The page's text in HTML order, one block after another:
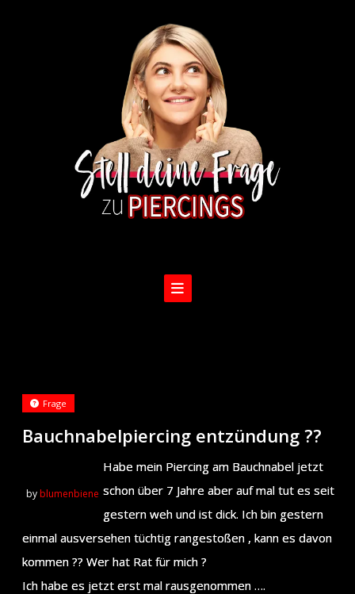
Bauchnabelpiercing entzündung ??
Frage
byblumenbiene
Habe mein Piercing am Bauchnabel jetzt
schon über 7 Jahre aber auf mal tut es seit
gestern weh und ist dick. Ich bin gestern
einmal ausversehen tüchtig rangestoßen , kann es davon
kommen ?? Wer hat Rat für mich ?
Ich habe es jetzt erst mal rausgenommen ….